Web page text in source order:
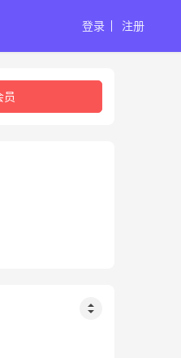
登录 注册
员